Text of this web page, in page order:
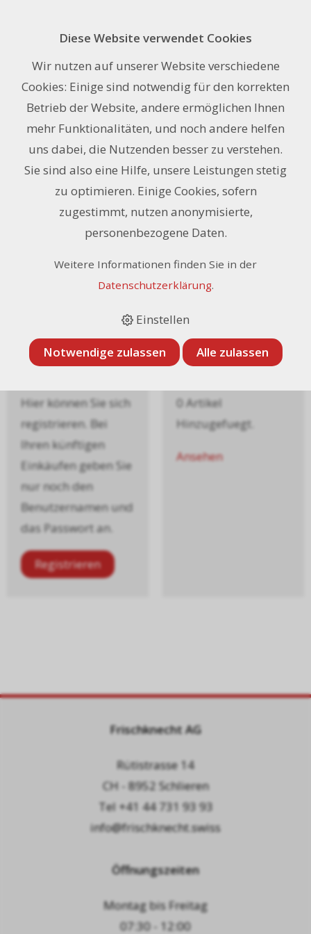
Anmelden
Benutzername
Angemeldet bleiben
Registrieren
Hier können Sie sich
registrieren. Bei
Ihren künftigen
Einkäufen geben Sie
nur noch den
Benutzernamen und
das Passwort an.
Registrieren
Merklisten
0 Artikel
Hinzugefuegt.
Ansehen
Frischknecht AG
Rütistrasse 14
CH - 8952 Schlieren
Tel +41 44 731 93 93
info@frischknecht.swiss
Öffnungszeiten
Montag bis Freitag
07:30 - 12:00
Diese Website verwendet Cookies
Wir nutzen auf unserer Website verschiedene
Cookies: Einige sind notwendig für den korrekten
Betrieb der Website, andere ermöglichen Ihnen
mehr Funktionalitäten, und noch andere helfen
uns dabei, die Nutzenden besser zu verstehen.
Sie sind also eine Hilfe, unsere Leistungen stetig
zu optimieren. Einige Cookies, sofern
zugestimmt, nutzen anonymisierte,
personenbezogene Daten.
Weitere Informationen finden Sie in der
Datenschutzerklärung.
Einstellen
Notwendige zulassen Alle zulassen